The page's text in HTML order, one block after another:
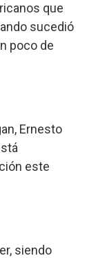
que
sucedió
poco de
Ernesto
este
siendo